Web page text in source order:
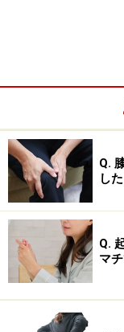
指の骨折が
運動、事故など
年齢層に発生し
ーツ選手などで
女性にも発生しま
Q.
し
Q.
マ